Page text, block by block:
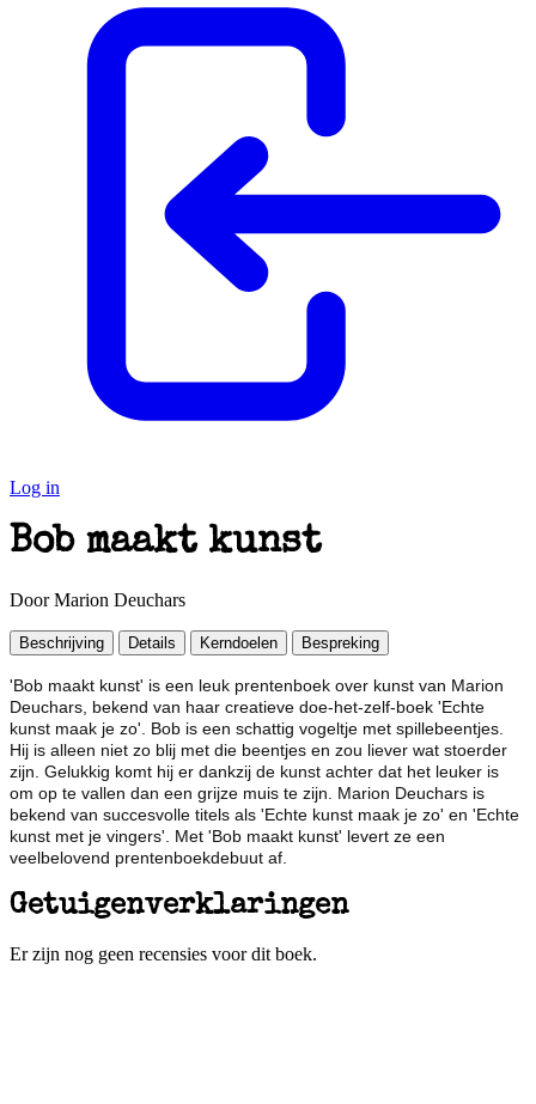
Log in
Bob maakt kunst
Door Marion Deuchars
Beschrijving Details Kerndoelen Bespreking
'Bob maakt kunst' is een leuk prentenboek over kunst van Marion
Deuchars, bekend van haar creatieve doe-het-zelf-boek 'Echte
kunst maak je zo'. Bob is een schattig vogeltje met spillebeentjes.
Hij is alleen niet zo blij met die beentjes en zou liever wat stoerder
zijn. Gelukkig komt hij er dankzij de kunst achter dat het leuker is
om op te vallen dan een grijze muis te zijn. Marion Deuchars is
bekend van succesvolle titels als 'Echte kunst maak je zo' en 'Echte
kunst met je vingers'. Met 'Bob maakt kunst' levert ze een
veelbelovend prentenboekdebuut af.
Getuigenverklaringen
Er zijn nog geen recensies voor dit boek.